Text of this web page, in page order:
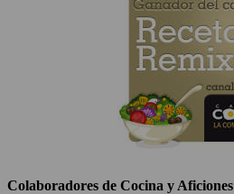
Colaboradores de Cocina y Aficiones